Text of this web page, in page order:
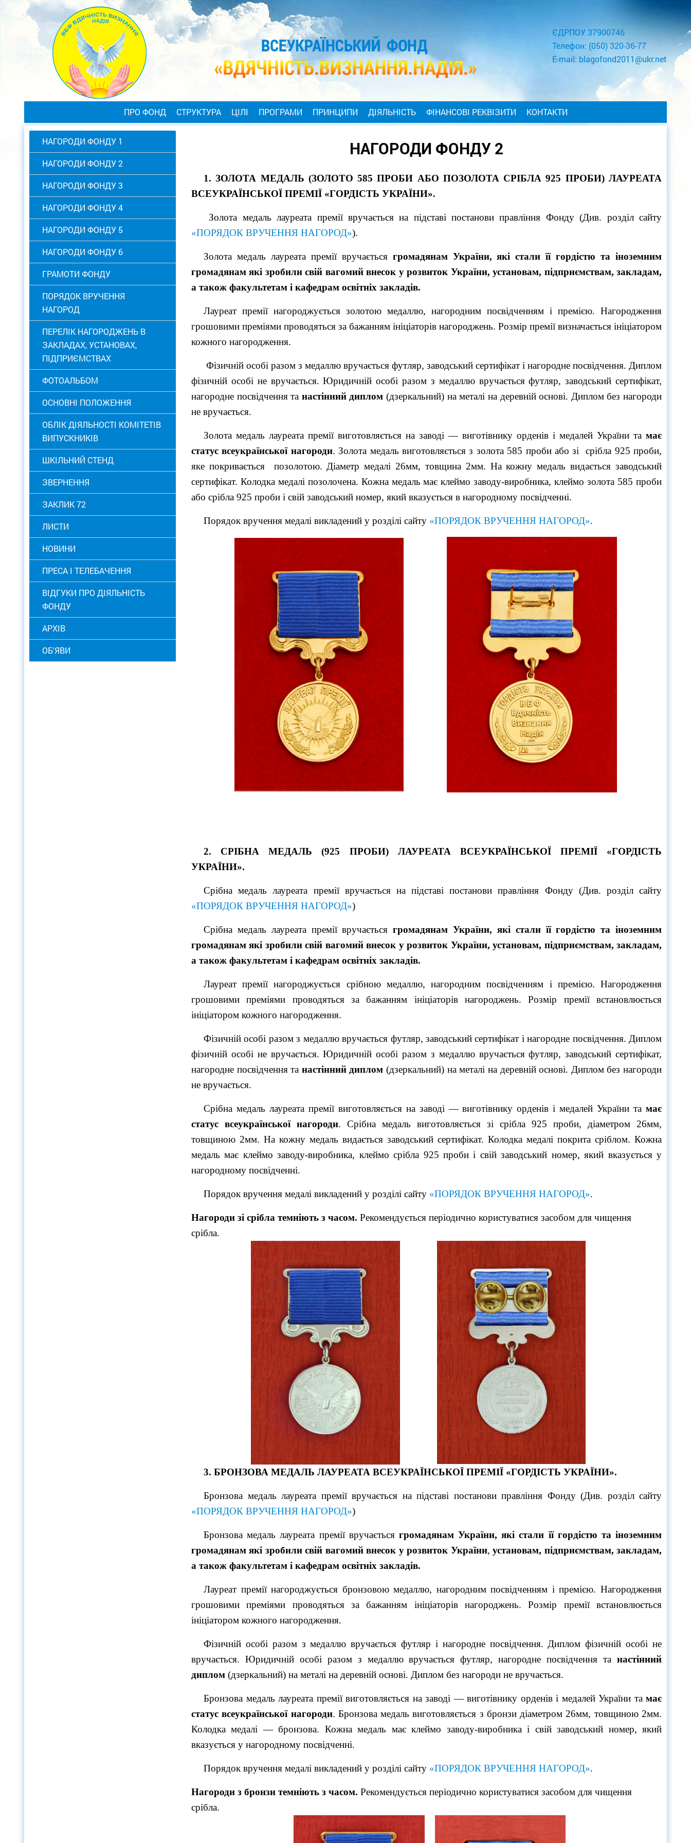
ЄДРПОУ 37900746
Телефон: (050) 320-36-77
E-mail: blagofond2011@ukr.net
ПРО ФОНД СТРУКТУРА ЦІЛІ ПРОГРАМИ ПРИНЦИПИ ДІЯЛЬНІСТЬ ФІНАНСОВІ РЕКВІЗИТИ КОНТАКТИ
НАГОРОДИ ФОНДУ 1
НАГОРОДИ ФОНДУ 2
НАГОРОДИ ФОНДУ 3
НАГОРОДИ ФОНДУ 4
НАГОРОДИ ФОНДУ 5
НАГОРОДИ ФОНДУ 6
ГРАМОТИ ФОНДУ
ПОРЯДОК ВРУЧЕННЯ
НАГОРОД
ПЕРЕЛІК НАГОРОДЖЕНЬ В
ЗАКЛАДАХ, УСТАНОВАХ,
ПІДПРИЄМСТВАХ
ФОТОАЛЬБОМ
ОСНОВНІ ПОЛОЖЕННЯ
ОБЛІК ДІЯЛЬНОСТІ КОМІТЕТІВ
ВИПУСКНИКІВ
ШКІЛЬНИЙ СТЕНД
ЗВЕРНЕННЯ
ЗАКЛИК 72
ЛИСТИ
НОВИНИ
ПРЕСА І ТЕЛЕБАЧЕННЯ
ВІДГУКИ ПРО ДІЯЛЬНІСТЬ
ФОНДУ
АРХІВ
ОБ'ЯВИ
НАГОРОДИ ФОНДУ 2
1.ЗОЛОТА МЕДАЛЬ (ЗОЛОТО 585 ПРОБИ АБО ПОЗОЛОТА СРІБЛА 925 ПРОБИ) ЛАУРЕАТА
ВСЕУКРАЇНСЬКОЇ ПРЕМІЇ «ГОРДІСТЬ УКРАЇНИ».
Золота медаль лауреата премії вручається на підставі постанови правління Фонду (Див. розділ сайту
«ПОРЯДОК ВРУЧЕННЯ НАГОРОД»).
Золота медаль лауреата премії вручається громадянам України, які стали її гордістю таіноземним
громадянам які зробили свій вагомий внесок у розвиток України,установам, підприємствам, закладам,
а також факультетам і кафедрам освітніх закладів.
Лауреат премії нагороджується золотою медаллю, нагородним посвідченням і премією. Нагородження
грошовими преміями проводяться за бажанням ініціаторів нагороджень. Розмір премії визначається ініціатором
кожного нагородження.
Фізичній особі разом з медаллю вручається футляр, заводський сертифікат і нагородне посвідчення. Диплом
фізичній особі не вручається. Юридичній особі разом з медаллю вручається футляр, заводський сертифікат,
нагородне посвідчення та настінний диплом(дзеркальний) на металі на деревній основі. Диплом без нагороди
не вручається.
Золота медаль лауреата премії виготовляється на заводі — виготівнику орденів і медалей України та має
статус всеукраїнської нагороди. Золота медаль виготовляється з золота 585 проби або зі срібла 925 проби,
яке покривається позолотою. Діаметр медалі 26мм, товщина 2мм. На кожну медаль видається заводський
сертифікат. Колодка медалі позолочена. Кожна медаль має клеймо заводу-виробника, клеймо золота 585 проби
або срібла 925 проби і свій заводський номер, який вказується в нагородному посвідченні.
Порядок вручення медалі викладений у розділі сайту «ПОРЯДОК ВРУЧЕННЯ НАГОРОД».
2. СРІБНА МЕДАЛЬ (925 ПРОБИ) ЛАУРЕАТА ВСЕУКРАЇНСЬКОЇ ПРЕМІЇ «ГОРДІСТЬ
УКРАЇНИ».
Срібна медаль лауреата премії вручається на підставі постанови правління Фонду (Див. розділ сайту
«ПОРЯДОК ВРУЧЕННЯ НАГОРОД»)
Срібна медаль лауреата премії вручаєтьсягромадянам України, які стали її гордістю таіноземним
громадянам які зробили свій вагомий внесок у розвиток України,установам, підприємствам, закладам,
а також факультетам і кафедрам освітніх закладів.
Лауреат премії нагороджується срібною медаллю, нагородним посвідченням і премією. Нагородження
грошовими преміями проводяться за бажанням ініціаторів нагороджень. Розмір премії встановлюється
ініціатором кожного нагородження.
Фізичній особі разом з медаллю вручається футляр, заводський сертифікат і нагородне посвідчення. Диплом
фізичній особі не вручається. Юридичній особі разом з медаллю вручається футляр, заводський сертифікат,
нагородне посвідчення та настінний диплом(дзеркальний) на металі на деревній основі. Диплом без нагороди
не вручається.
Срібна медаль лауреата преміївиготовляється на заводі — виготівнику орденів і медалей України тамає
статус всеукраїнської нагороди. Срібна медаль виготовляється зі срібла 925 проби, діаметром 26мм,
товщиною 2мм. На кожну медаль видається заводський сертифікат. Колодка медалі покрита сріблом. Кожна
медаль має клеймо заводу-виробника, клеймо срібла 925 проби і свій заводський номер, який вказується у
нагородному посвідченні.
Порядок вручення медалі викладений у розділі сайту «ПОРЯДОК ВРУЧЕННЯ НАГОРОД».
Нагороди зі срібла темніють з часом. Рекомендується періодично користуватися засобом для чищення
срібла.
3. БРОНЗОВА МЕДАЛЬ ЛАУРЕАТА ВСЕУКРАЇНСЬКОЇ ПРЕМІЇ «ГОРДІСТЬ УКРАЇНИ».
Бронзова медаль лауреата премії вручається на підставі постанови правління Фонду (Див. розділ сайту
«ПОРЯДОК ВРУЧЕННЯ НАГОРОД»)
Бронзова медаль лауреата премії вручається громадянам України, які стали її гордістю таіноземним
громадянам які зробили свій вагомий внесок у розвиток України,установам, підприємствам, закладам,
а також факультетам і кафедрам освітніх закладів.
Лауреат премії нагороджується бронзовою медаллю, нагородним посвідченням і премією. Нагородження
грошовими преміями проводяться за бажанням ініціаторів нагороджень. Розмір премії встановлюється
ініціатором кожного нагородження.
Фізичній особі разом з медаллю вручається футляр і нагородне посвідчення. Диплом фізичній особі не
вручається. Юридичній особі разом з медаллю вручається футляр, нагородне посвідчення та настінний
диплом (дзеркальний) на металі на деревній основі. Диплом без нагороди не вручається.
Бронзова медаль лауреата преміївиготовляється на заводі — виготівнику орденів і медалей України та має
статус всеукраїнської нагороди. Бронзова медаль виготовляється з бронзи діаметром 26мм, товщиною 2мм.
Колодка медалі — бронзова. Кожна медаль маєклеймо заводу-виробникаі свій заводський номер, який
вказується у нагородному посвідченні.
Порядок вручення медалі викладений у розділі сайту «ПОРЯДОК ВРУЧЕННЯ НАГОРОД».
Нагороди з бронзи темніють з часом. Рекомендується періодично користуватися засобом для чищення
срібла.